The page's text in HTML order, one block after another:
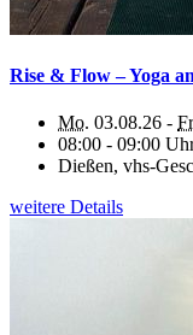
Rise & Flow – Yoga
Mo. 03.08.26 -
08:00 - 09:00
Dießen, vhs-
weitere Details